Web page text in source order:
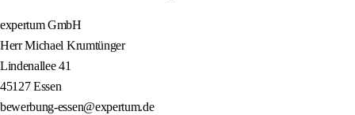
expertum GmbH
Herr Michael Krumtünger
Lindenallee 41
45127 Essen
bewerbung-essen@expertum.de